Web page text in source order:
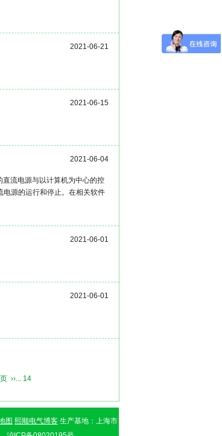
2021-06-21
2021-06-15
2021-06-04
流电源与以计算机为中心的控
源的运行和停止。在相关软件
2021-06-01
2021-06-01
››... 14
图 熙顺电气博客 生产基地：上海市